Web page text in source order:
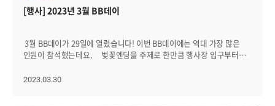
[행사] 2023년 3월 BB데이
3월 BB데이가 29일에 열렸습니다! 이번 BB데이에는 역대 가장 많은
인원이 참석했는데요. 벚꽃엔딩을 주제로 한만큼 행사장 입구부터
내려앉았습니다. 행사 전 설문조사에서 브레인저들이 가장 선호하는
2023.03.30